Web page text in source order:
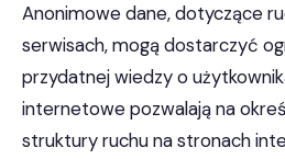
Anonimowe dane, dotyczące
serwisach, mogą dostarczyć
przydatnej wiedzy o
internetowe pozwalają na
struktury ruchu na stronach